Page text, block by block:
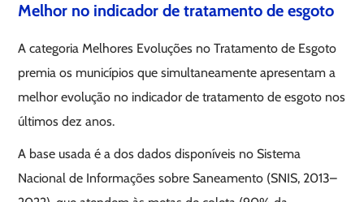
Melhor no indicador de tratamento de esgoto
A categoria Melhores Evoluções no Tratamento de Esgoto
premia os municípios que simultaneamente apresentam a
melhor evolução no indicador de tratamento de esgoto nos
últimos dez anos.
A base usada é a dos dados disponíveis no Sistema
Nacional de Informações sobre Saneamento (SNIS, 2013–